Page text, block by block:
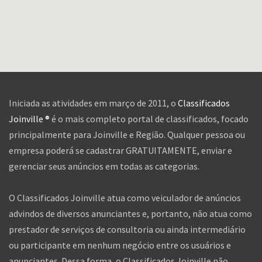
Iniciada as atividades em março de 2011, o Classificados
Joinville ® é o mais completo portal de classificados, focado
principalmente para Joinville e Região. Qualquer pessoa ou
empresa poderá se cadastrar GRATUITAMENTE, enviar e
gerenciar seus anúncios em todas as categorias.
O Classificados Joinville atua como veiculador de anúncios
advindos de diversos anunciantes e, portanto, não atua como
prestador de serviços de consultoria ou ainda intermediário
ou participante em nenhum negócio entre os usuários e